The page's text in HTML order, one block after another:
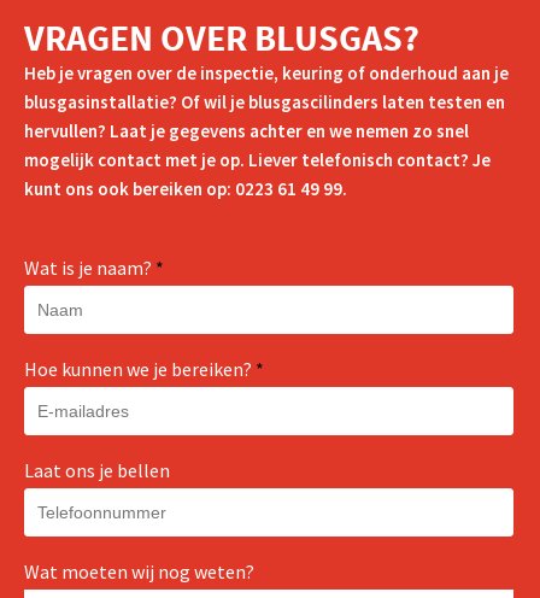
VRAGEN OVER BLUSGAS?
Heb je vragen over de inspectie, keuring of onderhoud aan je
blusgasinstallatie? Of wil je blusgascilinders laten testen en
hervullen? Laat je gegevens achter en we nemen zo snel
mogelijk contact met je op. Liever telefonisch contact? Je
kunt ons ook bereiken op: 0223 61 49 99.
Wat is je naam? *
Hoe kunnen we je bereiken? *
Laat ons je bellen
Wat moeten wij nog weten?